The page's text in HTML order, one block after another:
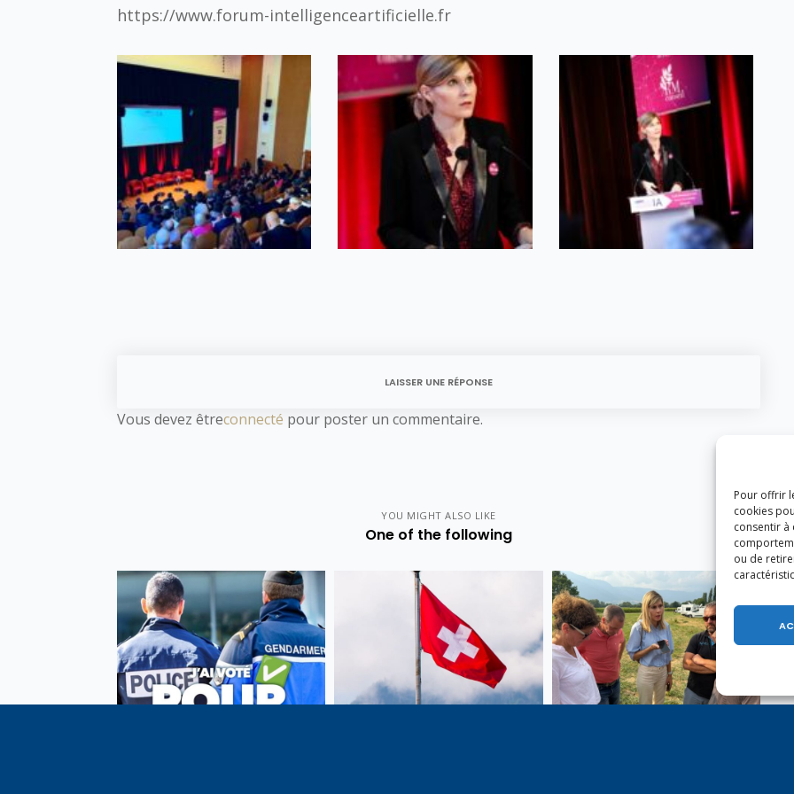
Pour offrir
cookies
consentir à
ou de
https://www.forum-intelligenceartificielle.fr
LAISSER UNE RÉPONSE
Vous devez êtreconnecté pour poster un commentaire.
YOU MIGHT ALSO LIKE
One of the following